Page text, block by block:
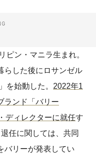
ン・マニラ生まれ。
らした後にロサンゼル
を始動した。 2022年1
ランド「バリー
ディレクターに就任す
任に関しては、共同
バリーが発表してい